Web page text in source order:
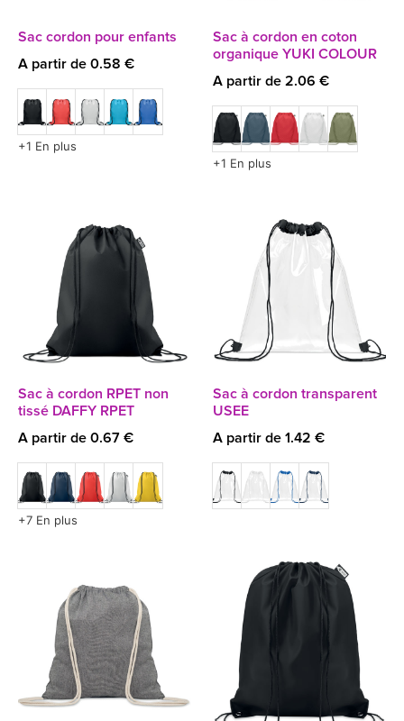
Sac cordon pour enfants
A partir de 0.58 €
+1 En plus
Sac à cordon en coton
organique YUKI COLOUR
A partir de 2.06 €
+1 En plus
Sac à cordon RPET non
tissé DAFFY RPET
A partir de 0.67 €
+7 En plus
Sac à cordon transparent
USEE
A partir de 1.42 €